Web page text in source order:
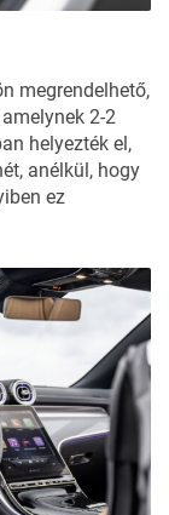
megrendelhető,
2-2
helyezték el,
anélkül, hogy